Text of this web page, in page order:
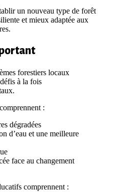
un nouveau type de forêt
et mieux adaptée aux
forestiers locaux
à la fois
:
dégradées
d’eau et une meilleure
face au changement
comprennent :